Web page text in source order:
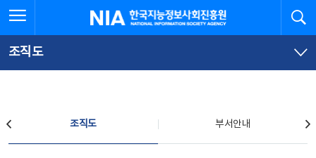
문
로
가
체
뉴
바
가
한국지능정보사회진흥원
조직도
조직도 부서안내